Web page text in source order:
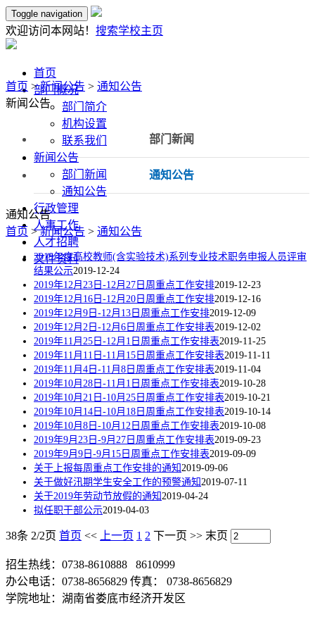
Toggle navigation
欢迎访问本网站！ 搜索学校主页
首页
部门概况
部门简介
机构设置
联系我们
新闻公告
部门新闻
通知公告
行政管理
人事工作
人才招聘
文件资料
首页 >新闻公告 > 通知公告
新闻公告
部门新闻
通知公告
通知公告
首页 >新闻公告 > 通知公告
2019年度高校教师(含实验技术)系列专业技术职务申报人员评审
结果公示2019-12-24
2019年12月23日-12月27日周重点工作安排2019-12-23
2019年12月16日-12月20日周重点工作安排2019-12-16
2019年12月9日-12月13日周重点工作安排2019-12-09
2019年12月2日-12月6日周重点工作安排表2019-12-02
2019年11月25日-12月1日周重点工作安排表2019-11-25
2019年11月11日-11月15日周重点工作安排表2019-11-11
2019年11月4日-11月8日周重点工作安排表2019-11-04
2019年10月28日-11月1日周重点工作安排表2019-10-28
2019年10月21日-10月25日周重点工作安排表2019-10-21
2019年10月14日-10月18日周重点工作安排表2019-10-14
2019年10月8日-10月12日周重点工作安排表2019-10-08
2019年9月23日-9月27日周重点工作安排表2019-09-23
2019年9月9日-9月15日周重点工作安排表2019-09-09
关于上报每周重点工作安排的通知2019-09-06
关于做好汛期学生安全工作的预警通知2019-07-11
关于2019年劳动节放假的通知2019-04-24
拟任职干部公示2019-04-03
38条 2/2页 首页 << 上一页 1 2 下一页 >> 末页
招生热线：0738-8610888 8610999
办公电话：0738-8656829 传真： 0738-8656829
学院地址：湖南省娄底市经济开发区